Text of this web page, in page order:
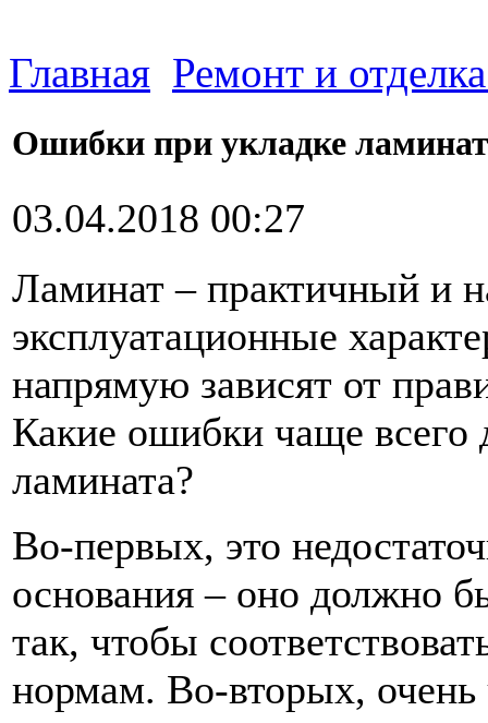
Главная Ремонт и
Ошибки при укладке
03.04.2018 00:27
Ламинат – практичный и
эксплуатационные
напрямую зависят от
Какие ошибки чаще всего
ламината?
Во-первых, это
основания – оно должно
так, чтобы
нормам. Во-вторых,